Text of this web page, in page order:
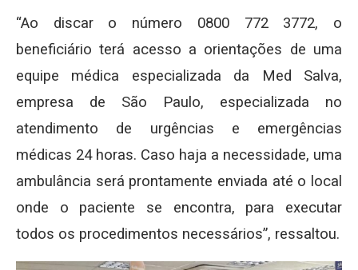
“Ao discar o número 0800 772 3772, o
beneficiário terá acesso a orientações de uma
equipe médica especializada da Med Salva,
empresa de São Paulo, especializada no
atendimento de urgências e emergências
médicas 24 horas. Caso haja a necessidade, uma
ambulância será prontamente enviada até o local
onde o paciente se encontra, para executar
todos os procedimentos necessários”, ressaltou.